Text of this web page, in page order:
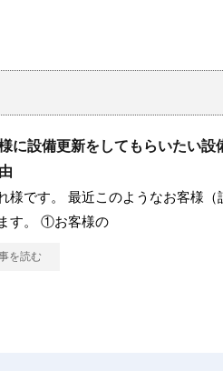
に設備更新をしてもらいたい
様です。 最近このようなお客様
す。 ①お客様の
を読む